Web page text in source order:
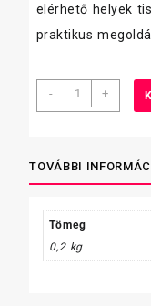
elérhető helyek
praktikus
-
Rival
WC
szóló
mennyiség
+
TOVÁBBI
Tömeg
0,2 kg